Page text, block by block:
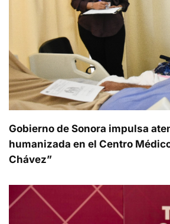
Gobierno de Sonora impulsa
humanizada en el Centro
Chávez”